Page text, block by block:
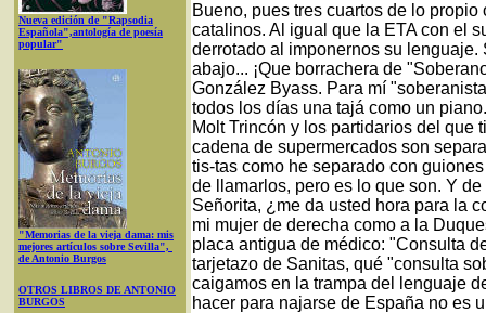
Nueva edición de "Rapsodia
Española",antología de poesía
popular"
"Memorias de la vieja dama: mis
mejores artículos sobre Sevilla",
de Antonio Burgos
OTROS LIBROS DE ANTONIO
BURGOS
Bueno, pues tres cuartos de lo
catalinos. Al igual que la ETA con el
derrotado al imponernos su
abajo... ¡Que borrachera de
González Byass. Para mí
todos los días una tajá como un
Molt Trincón y los partidarios del que
cadena de supermercados son
tis-tas como he separado con
de llamarlos, pero es lo que son. Y
Señorita, ¿me da usted hora para la
mi mujer de derecha como a la
placa antigua de médico: "Consulta
tarjetazo de Sanitas, qué "consulta
caigamos en la trampa del lenguaje
hacer para najarse de España no es